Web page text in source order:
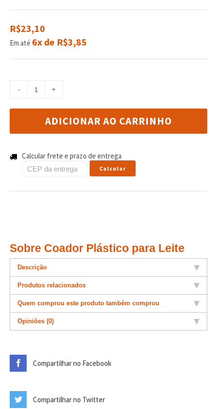
R$23,10
Em até 6x de R$3,85
ADICIONAR AO CARRINHO
Calcular frete e prazo de entrega
Calcular
Sobre Coador Plástico para Leite
Descrição
Produtos relacionados
Quem comprou este produto também comprou
Opiniões (0)
Compartilhar no Facebook
Compartilhar no Twitter